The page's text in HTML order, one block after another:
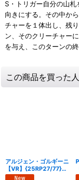
S・トリガー自分の山
向きにする。その中か
チャーを１体出し、残
ン、そのクリーチャー
を与え、このターンの
この商品を買った
アルジェン・ゴルギーニ
【VR】{25RP27/77}
《多》